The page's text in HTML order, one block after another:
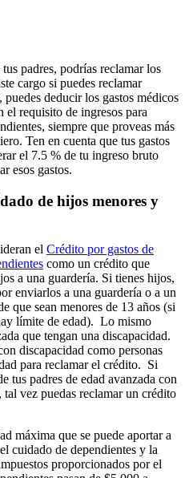
padres, podrías reclamar los
cargo si puedes reclamar
deducir los gastos médicos
el requisito de ingresos para
siempre que proveas más
Ten en cuenta que tus gastos
el 7.5 % de tu ingreso bruto
esos gastos.
de hijos menores y
el Crédito por gastos de
como un crédito que
a una guardería. Si tienes hijos,
enviarlos a una guardería o a un
que sean menores de 13 años (si
límite de edad). Lo mismo
que tengan una discapacidad.
discapacidad como personas
para reclamar el crédito. Si
tus padres de edad avanzada con
vez puedas reclamar un crédito
máxima que se puede aportar a
cuidado de dependientes y la
proporcionados por el